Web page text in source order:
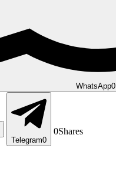
WhatsApp0
Telegram0
0Shares